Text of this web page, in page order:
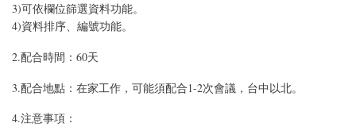
3)可依欄位篩選資料功能。
4)資料排序、編號功能。
2.配合時間：60天
3.配合地點：在家工作，可能須配合1-2次會議，台中以北。
4.注意事項：